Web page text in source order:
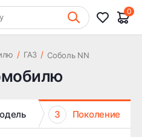
0
/ ГАЗ / Соболь NN
3 Поколение